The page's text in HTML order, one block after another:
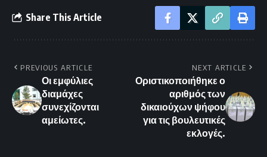
Share This Article
PREVIOUS ARTICLE
Οι εμφύλιες
διαμάχες
συνεχίζονται
αμείωτες.
NEXT ARTICLE
Οριστικοποιήθηκε ο
αριθμός των
δικαιούχων ψήφου
για τις βουλευτικές
εκλογές.